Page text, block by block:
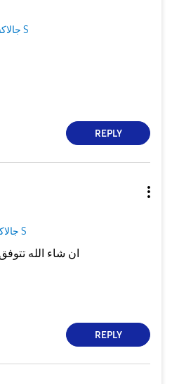
جالاكسى S
REPLY
جالاكسى S
ان شاء الله
REPLY